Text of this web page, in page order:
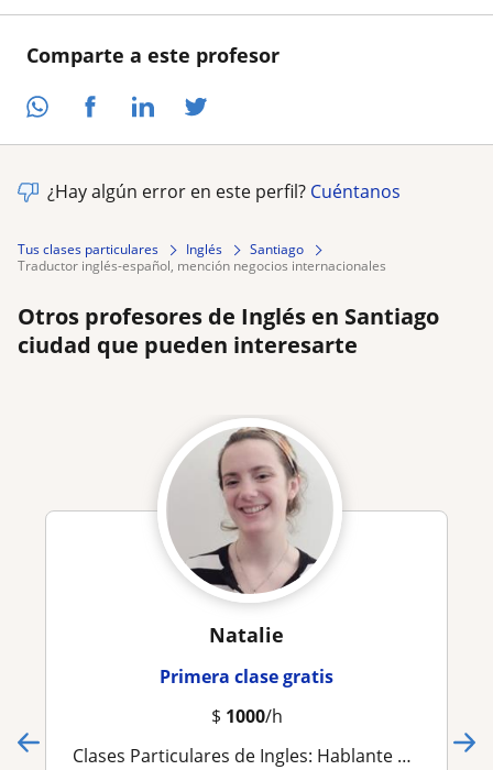
Comparte a este profesor
¿Hay algún error en este perfil? Cuéntanos
Tus clases particulares Inglés
Santiago
traductor inglés-español, mención negocios internacionales
Otros profesores de Inglés en Santiago
ciudad que pueden interesarte
Natalie
Primera clase gratis
$ 1000/h
Clases Particulares de Ingles: Hablante Nativa de EEUU